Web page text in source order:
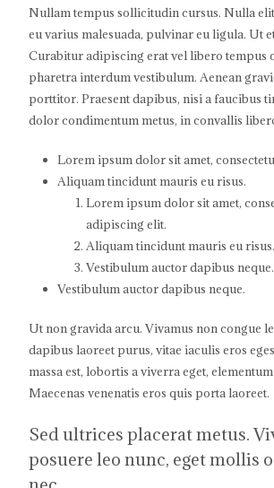
Nullam tempus sollicitudin cursus. Nulla
eu varius malesuada, pulvinar eu ligula. Ut
Curabitur adipiscing erat vel libero tempus
pharetra interdum vestibulum. Aenean
porttitor. Praesent dapibus, nisi a faucibus
dolor condimentum metus, in convallis
Lorem ipsum dolor sit amet,
Aliquam tincidunt mauris eu risus.
Lorem ipsum dolor sit amet,
adipiscing elit.
Aliquam tincidunt mauris eu risus.
Vestibulum auctor dapibus neque.
Vestibulum auctor dapibus neque.
Ut non gravida arcu. Vivamus non congue
dapibus laoreet purus, vitae iaculis eros
massa est, lobortis a viverra eget,
Maecenas venenatis eros quis porta laoreet.
Sed ultrices placerat metus.
posuere leo nunc, eget mollis